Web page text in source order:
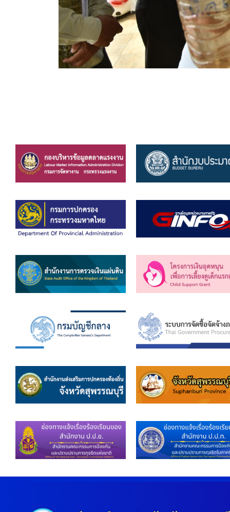
ข้อบัญญัติอื่นๆ ของ อบจ.สุพรรณบุรี
รายงานการประชุมสภา อบจ.สุพรรณบุรี
สรุปผลการประเมินความพึงพอใจ
ระบบสืบค้นข้อมูล ประกาศ ก.จ.จ. สุพรรณบุรี (พ.ศ
Document
คลินิกเซ็นเตอร์
แบบฟอร์มบริหารงานบุคคล
รายงานตรวจสอบภายใน
รายงานเครื่องจักรกล อบจ.
ศูนย์อำนวยการการเลือกตั้ง สมาชิกสภาและนายก
งานแผนการบริหารจัดการความเสี่ยงของ อบจ.สุพร
ติดต่อ